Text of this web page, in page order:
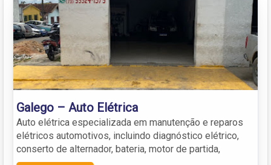
Galego – Auto Elétrica
Auto elétrica especializada em manutenção e reparos
elétricos automotivos, incluindo diagnóstico elétrico,
conserto de alternador, bateria, motor de partida,